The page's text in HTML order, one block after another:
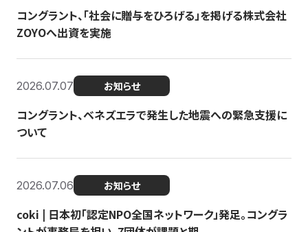
コングラント、「社会に贈与をひろげる」を掲げる株式会社
ZOYOへ出資を実施
2026.07.07 お知らせ
コングラント、ベネズエラで発生した地震への緊急支援に
ついて
2026.07.06 お知らせ
coki | 日本初「認定NPO全国ネットワーク」発足。コングラ